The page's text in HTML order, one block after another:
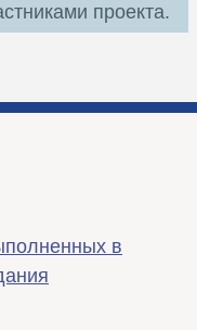
проекта.
в